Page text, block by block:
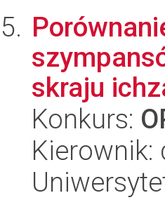
skraju
Konkurs:
Kierownik: